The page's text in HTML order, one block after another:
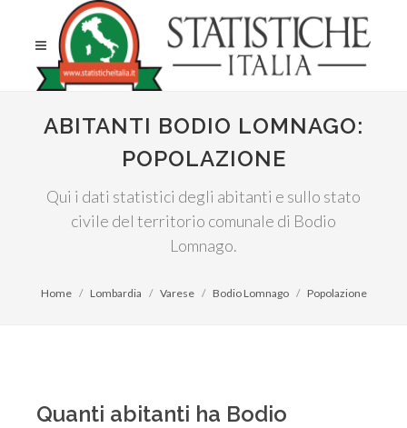
ABITANTI BODIO LOMNAGO:
POPOLAZIONE
Qui i dati statistici degli abitanti e sullo stato
civile del territorio comunale di Bodio
Lomnago.
Home Lombardia Varese Bodio Lomnago Popolazione
Quanti abitanti ha Bodio